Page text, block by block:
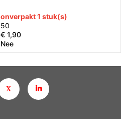
onverpakt 1 stuk(s)
50
€ 1,90
Nee